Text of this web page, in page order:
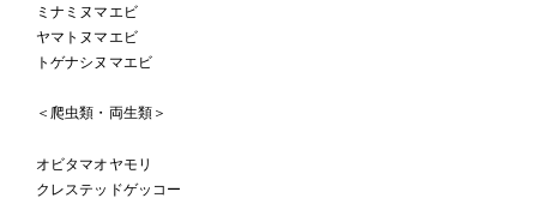
ミナミヌマエビ
ヤマトヌマエビ
トゲナシヌマエビ
＜爬虫類・両生類＞
オビタマオヤモリ
クレステッドゲッコー